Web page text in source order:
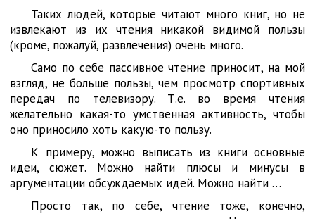
Таких людей, которые читают много книг, но не
извлекают из их чтения никакой видимой пользы
(кроме, пожалуй, развлечения) очень много.
Само по себе пассивное чтение приносит, на мой
взгляд, не больше пользы, чем просмотр спортивных
передач по телевизору. Т.е. во время чтения
желательно какая-то умственная активность, чтобы
оно приносило хоть какую-то пользу.
К примеру, можно выписать из книги основные
идеи, сюжет. Можно найти плюсы и минусы в
аргументации обсуждаемых идей. Можно найти …
Просто так, по себе, чтение тоже, конечно,